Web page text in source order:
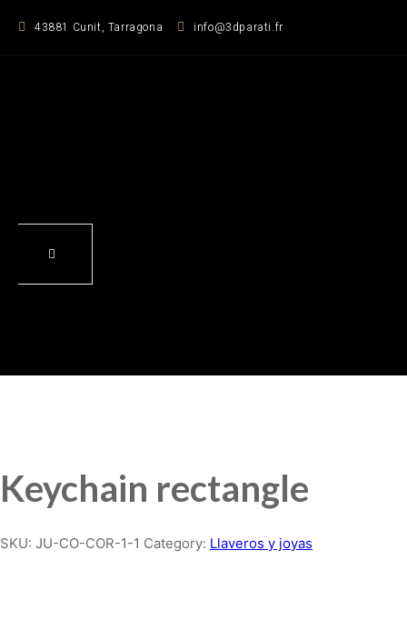
Inhalt 43881 Cunit, Tarragona info@3dparati.fr
Keychain rectangle
SKU: JU-CO-COR-1-1 Category: Llaveros y joyas